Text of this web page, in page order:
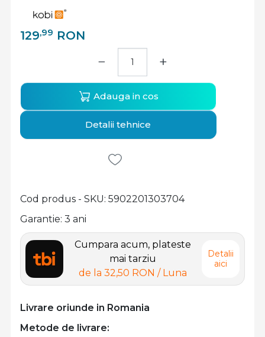
129,99 RON
Cumpara acum, plateste
mai tarziu
de la 32,50 RON / Luna
Detalii
aici
Livrare oriunde in Romania
Cod produs - SKU 5902201303704
Metode de livrare:
− +
Adauga in cos
Detalii tehnice
Garantie: 3 ani